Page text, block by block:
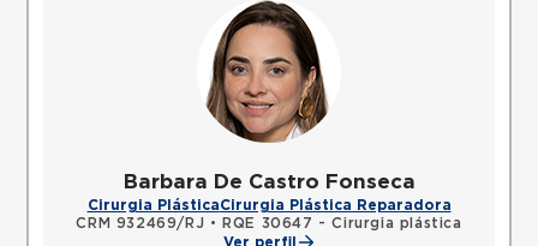
Barbara De Castro Fonseca
Cirurgia PlásticaCirurgia Plástica Reparadora
CRM 932469/RJ •
RQE 30647 - Cirurgia plástica
Ver perfil